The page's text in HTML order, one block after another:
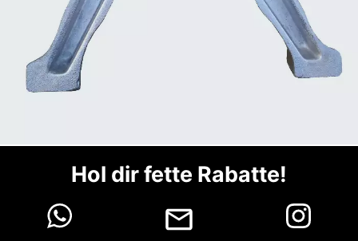
Hol dir fette Rabatte!